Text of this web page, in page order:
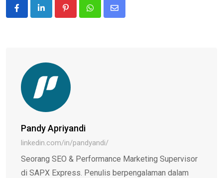
PinterestWhatsappShare
Pandy Apriyandi
linkedin.com/in/pandyandi/
Seorang SEO & Performance Marketing Supervisor
di SAPX Express. Penulis berpengalaman dalam